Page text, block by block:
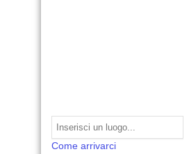
Come arrivarci